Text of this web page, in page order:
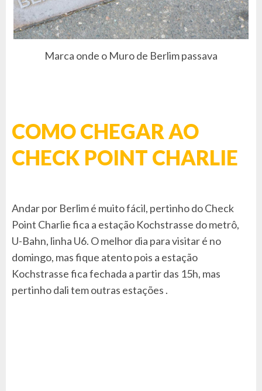
Marca onde o Muro de Berlim passava
COMO CHEGAR AO
CHECK POINT CHARLIE
Andar por Berlim é muito fácil, pertinho do Check
Point Charlie fica a estação Kochstrasse do metrô,
U-Bahn, linha U6. O melhor dia para visitar é no
domingo, mas fique atento pois a estação
Kochstrasse fica fechada a partir das 15h, mas
pertinho dali tem outras estações .